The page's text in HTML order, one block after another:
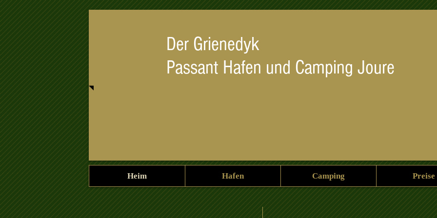
Der Grienedyk
Passant Hafen und Camping Joure
Heim Hafen Camping Preise